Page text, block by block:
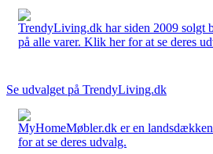
TrendyLiving.dk har siden 2009 solgt
på alle varer. Klik her for at se deres
Se udvalget på TrendyLiving.dk
MyHomeMøbler.dk er en
for at se deres udvalg.